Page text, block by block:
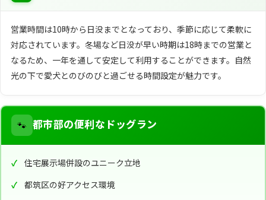
営業時間は10時から日没までとなっており、季節に応じて柔軟に
対応されています。冬場など日没が早い時期は18時までの営業と
なるため、一年を通して安定して利用することができます。自然
光の下で愛犬とのびのびと過ごせる時間設定が魅力です。
🐾 都市部の便利なドッグラン
住宅展示場併設のユニーク立地
都筑区の好アクセス環境